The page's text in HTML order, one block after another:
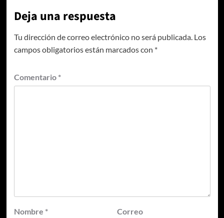
Deja una respuesta
Tu dirección de correo electrónico no será publicada. Los
campos obligatorios están marcados con *
Comentario *
Nombre *
Correo